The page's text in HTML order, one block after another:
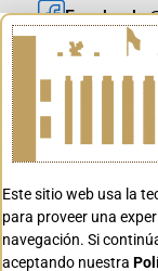
Este sitio web usa la
para proveer una
navegación. Si
aceptando nuestra